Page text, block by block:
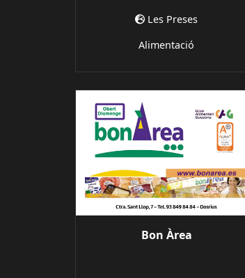
Les Preses
Alimentació
Bon Àrea